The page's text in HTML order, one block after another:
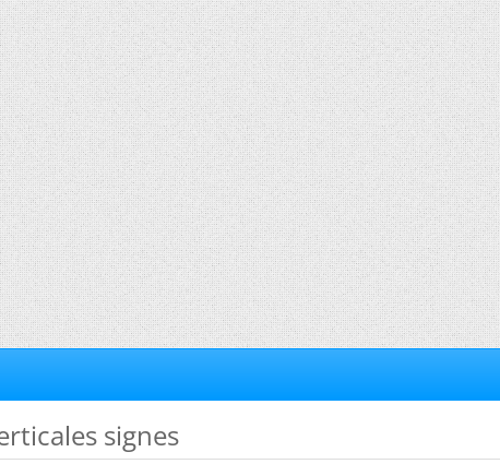
signes